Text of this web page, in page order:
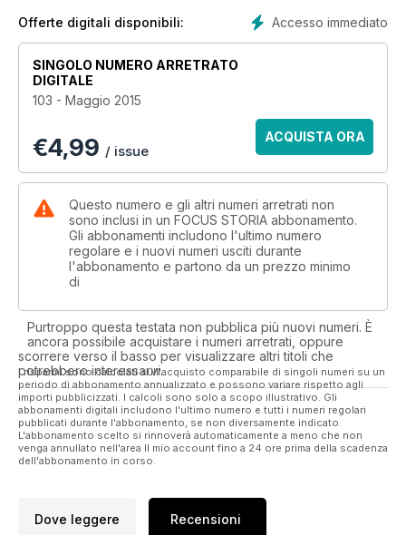
Accesso immediato
Offerte digitali disponibili:
SINGOLO NUMERO ARRETRATO
DIGITALE
103 - Maggio 2015
€4,99 / issue
ACQUISTA ORA
Questo numero e gli altri numeri arretrati non
sono inclusi in un FOCUS STORIA abbonamento.
Gli abbonamenti includono l'ultimo numero
regolare e i nuovi numeri usciti durante
l'abbonamento e partono da un prezzo minimo
di
Purtroppo questa testata non pubblica più nuovi numeri. È
ancora possibile acquistare i numeri arretrati, oppure
scorrere verso il basso per visualizzare altri titoli che
potrebbero interessarvi.
I risparmi sono calcolati sull'acquisto comparabile di singoli numeri su un
periodo di abbonamento annualizzato e possono variare rispetto agli
importi pubblicizzati. I calcoli sono solo a scopo illustrativo. Gli
abbonamenti digitali includono l'ultimo numero e tutti i numeri regolari
pubblicati durante l'abbonamento, se non diversamente indicato.
L'abbonamento scelto si rinnoverà automaticamente a meno che non
venga annullato nell'area Il mio account fino a 24 ore prima della scadenza
dell'abbonamento in corso.
Dove leggere Recensioni